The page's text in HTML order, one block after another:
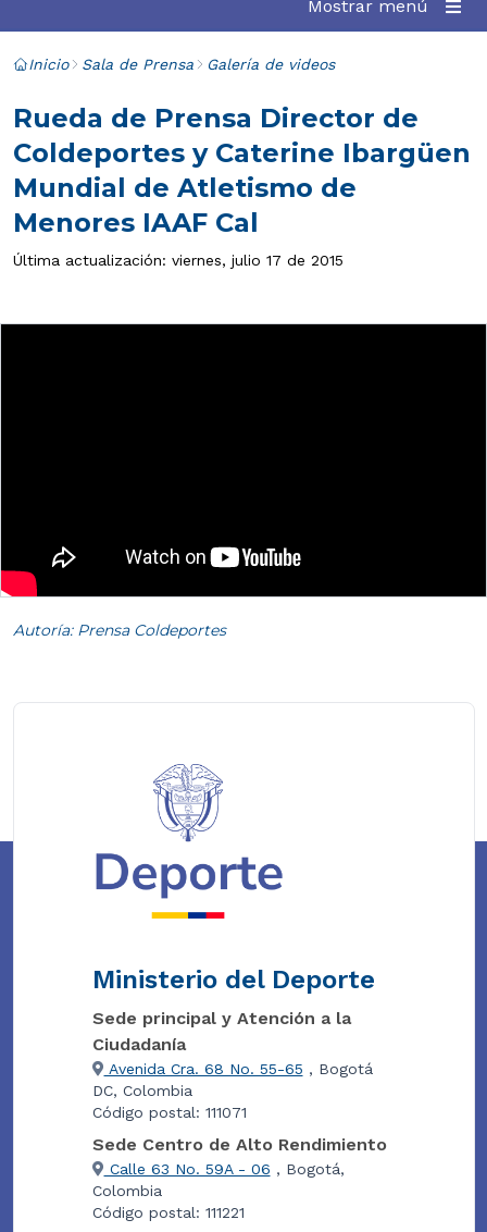
Mostrar menú
Inicio Sala de Prensa Galería de videos
Rueda de Prensa Director de
Coldeportes y Caterine Ibargüen
Mundial de Atletismo de
Menores IAAF Cal
Última actualización: viernes, julio 17 de 2015
Autoría: Prensa Coldeportes
Ministerio del Deporte
Sede principal y Atención a la
Ciudadanía
Avenida Cra. 68 No. 55-65 , Bogotá
DC, Colombia
Código postal: 111071
Sede Centro de Alto Rendimiento
Calle 63 No. 59A - 06 , Bogotá,
Colombia
Código postal: 111221